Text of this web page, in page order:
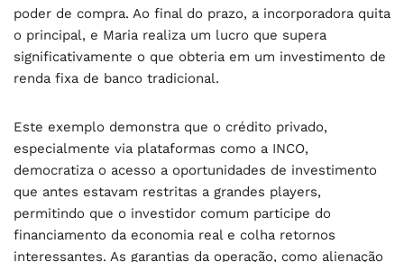
poder de compra. Ao final do prazo, a incorporadora quita
o principal, e Maria realiza um lucro que supera
significativamente o que obteria em um investimento de
renda fixa de banco tradicional.
Este exemplo demonstra que o crédito privado,
especialmente via plataformas como a INCO,
democratiza o acesso a oportunidades de investimento
que antes estavam restritas a grandes players,
permitindo que o investidor comum participe do
financiamento da economia real e colha retornos
interessantes. As garantias da operação, como alienação